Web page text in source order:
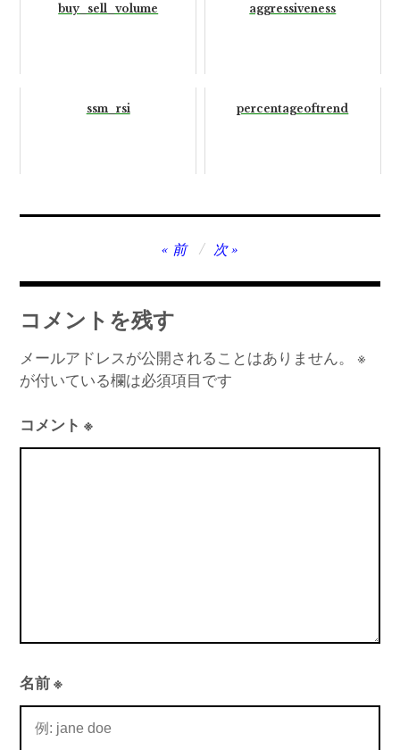
buy_sell_volume aggressiveness
ssm_rsi percentageoftrend
稿
ナ
ビ
ゲ
ー
シ
ョ
前 次
コメントを残す
メールアドレスが公開されることはありません。
※
が付いている欄は必須項目です
コメント※
名前※